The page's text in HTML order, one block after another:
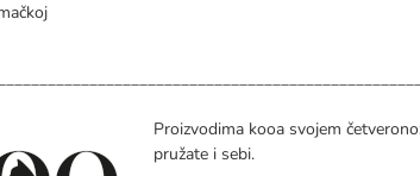
Proizvodima kooa svojem
pružate i sebi.